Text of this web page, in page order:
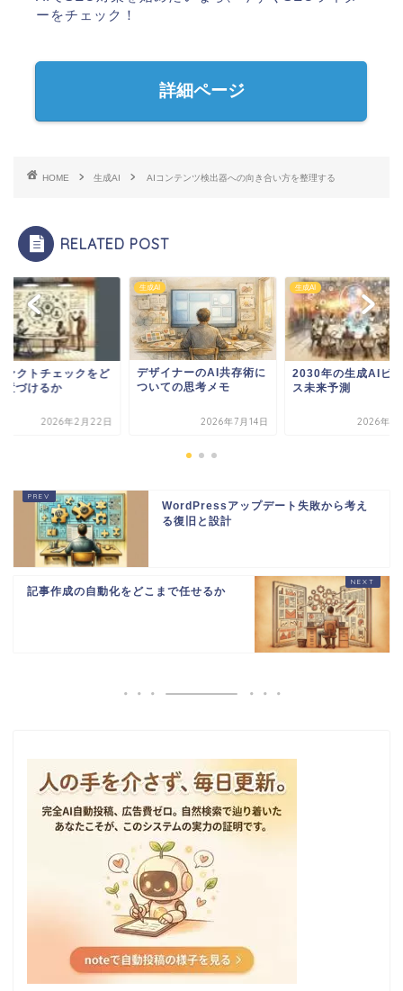
ーをチェック！
詳細ページ
HOME 生成AI AIコンテンツ検出器への向き合い方を整理する
RELATED POST
イナーのAI共存術に
ての思考メモ
2026年7月14日
生成AI
2030年の生成AIビジネ
ス未来予測
2026年1月13日
生成AI
AIファクトチェック
う位置づけるか
2026年2
WordPressアップデート失敗から考え
る復旧と設計
記事作成の自動化をどこまで任せるか